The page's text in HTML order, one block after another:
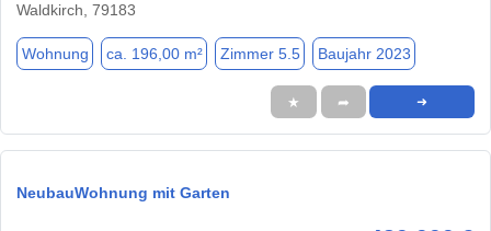
Waldkirch, 79183
Wohnung ca. 196,00 m² Zimmer 5.5 Baujahr 2023
★ ➦ ➜
NeubauWohnung mit Garten